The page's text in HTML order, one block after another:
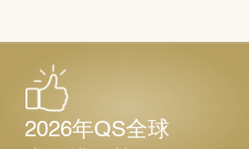
2026年QS全球